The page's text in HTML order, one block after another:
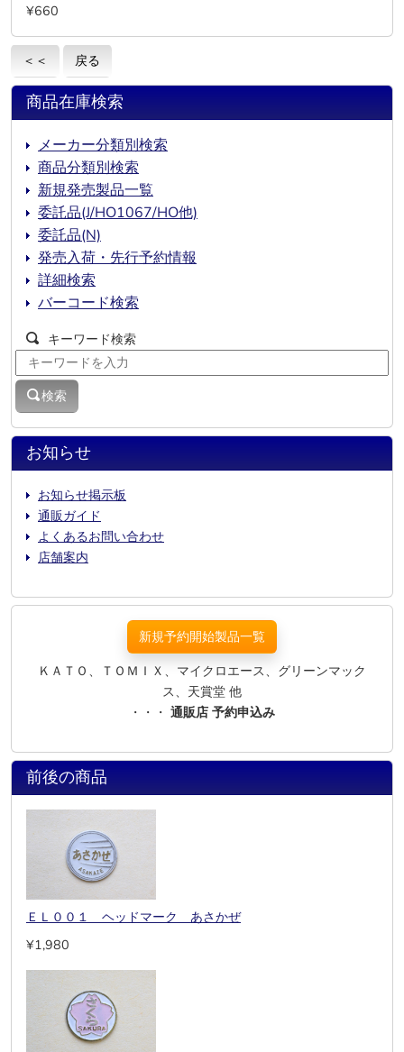
¥660
＜＜ 戻る
お知らせ
お知らせ掲示板
通販ガイド
よくあるお問い合わせ
店舗案内
商品在庫検索
メーカー分類別検索
商品分類別検索
新規発売製品一覧
委託品(J/HO1067/HO他)
委託品(N)
発売入荷・先行予約情報
詳細検索
バーコード検索
キーワード検索
検索
新規予約開始製品一覧
ＫＡＴＯ、ＴＯＭＩＸ、マイクロエース、グリーンマック
ス、天賞堂 他
・・・ 通販店 予約申込み
前後の商品
ＥＬ００１ ヘッドマーク あさかぜ
¥1,980